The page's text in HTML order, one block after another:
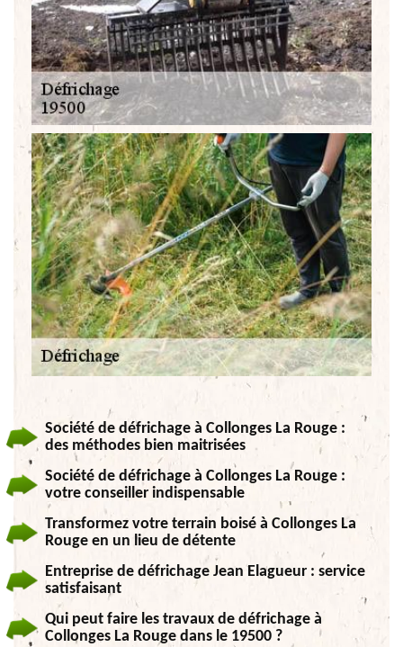
Société de défrichage à Collonges La Rouge :
des méthodes bien maitrisées
Société de défrichage à Collonges La Rouge :
votre conseiller indispensable
Transformez votre terrain boisé à Collonges La
Rouge en un lieu de détente
Entreprise de défrichage Jean Elagueur : service
satisfaisant
Qui peut faire les travaux de défrichage à
Collonges La Rouge dans le 19500 ?